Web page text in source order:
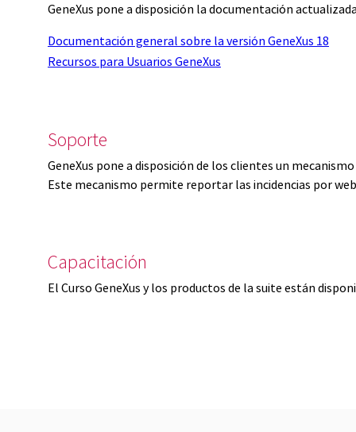
GeneXus pone a disposición la documentación
Documentación general sobre la versión GeneXus 18
Recursos para Usuarios GeneXus
Soporte
GeneXus pone a disposición de los clientes un
Este mecanismo permite reportar las incidencias por
Capacitación
El Curso GeneXus y los productos de la suite están